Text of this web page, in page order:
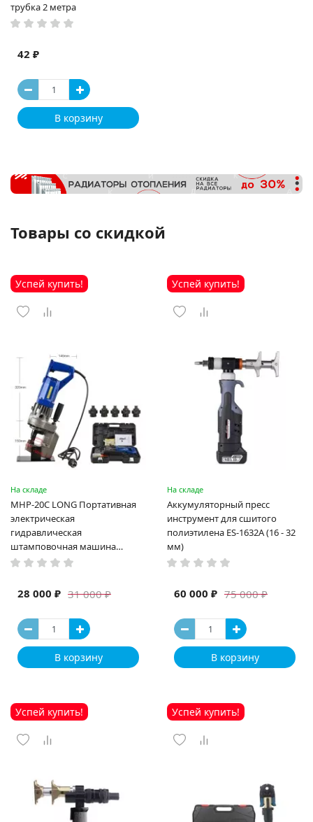
трубка 2 метра
42 ₽
В корзину
Товары со скидкой
Успей купить!
На складе
MHP-20C LONG Портативная
электрическая
гидравлическая
штамповочная машина
высокая мощность и мощный
машина
31 000 ₽
28 000 ₽
В корзину
Успей купить!
На складе
Аккумуляторный пресс
инструмент для сшитого
полиэтилена ES-1632A (16 - 32
мм)
75 000 ₽
60 000 ₽
В корзину
Успей купить! Успей купить!